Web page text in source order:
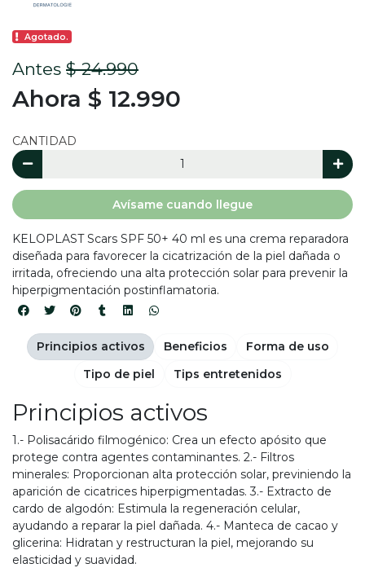
Agotado.
Antes $ 24.990
Ahora $ 12.990
CANTIDAD
Avísame cuando llegue
KELOPLAST Scars SPF 50+ 40 ml es una crema reparadora
diseñada para favorecer la cicatrización de la piel dañada o
irritada, ofreciendo una alta protección solar para prevenir la
hiperpigmentación postinflamatoria.
Principios activos
1.- Polisacárido filmogénico: Crea un efecto apósito que
protege contra agentes contaminantes. 2.- Filtros
minerales: Proporcionan alta protección solar, previniendo la
aparición de cicatrices hiperpigmentadas. 3.- Extracto de
cardo de algodón: Estimula la regeneración celular,
ayudando a reparar la piel dañada. 4.- Manteca de cacao y
glicerina: Hidratan y restructuran la piel, mejorando su
elasticidad y suavidad.
Principios activos Beneficios
Forma de uso
Tipo de piel
Tips entretenidos